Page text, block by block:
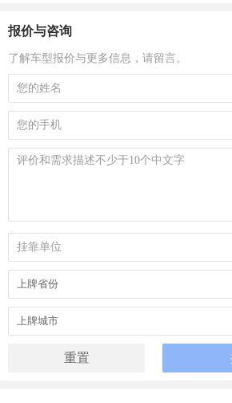
报价与咨询
了解车型报价与更多信息，请留言。